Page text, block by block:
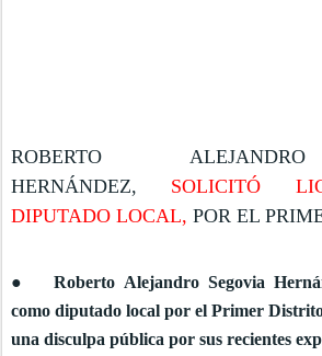
ROBERTO
HERNÁNDEZ, SOLICITÓ
DIPUTADO LOCAL, POR EL
● Roberto Alejandro Segovia
como diputado local por el Primer
una disculpa pública por sus recientes